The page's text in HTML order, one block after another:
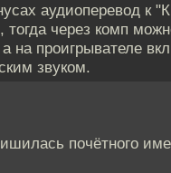
аудиоперевод к
тогда через комп
на проигрывателе
звуком.
почётного